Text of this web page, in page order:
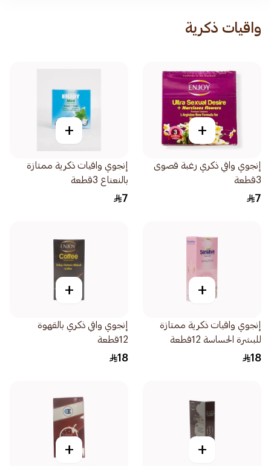
واقيات ذكرية
+
إنجوي واقي ذكري رغبة قصوى
3قطعة
7
+
إنجوي واقيات ذكرية ممتازة
بالنعناع 3قطعة
7
+
إنجوي واقيات ذكرية ممتازة
للبشرة الحساسة 12قطعة
18
+
إنجوي واقي ذكري بالقهوة
12قطعة
18
+
+